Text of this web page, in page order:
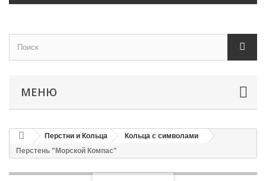
МЕНЮ
Перстни и Кольца
Кольца с символами
Перстень "Морской Компас"